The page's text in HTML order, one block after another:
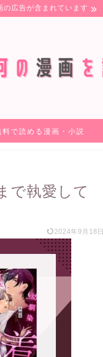
の広告が含まれています
料で読める漫画・小説
で執愛して
2024年9月18日